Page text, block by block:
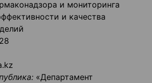
и мониторинга
и качества
«Департамент